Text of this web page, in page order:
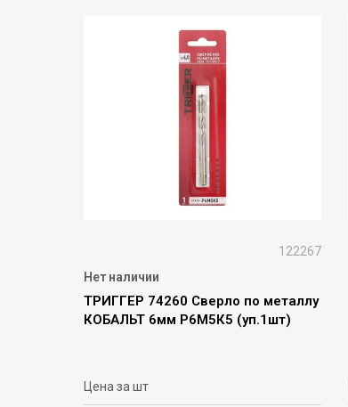
122267
Нет наличии
ТРИГГЕР 74260 Сверло по металлу
КОБАЛЬТ 6мм Р6М5К5 (уп.1шт)
Цена за шт